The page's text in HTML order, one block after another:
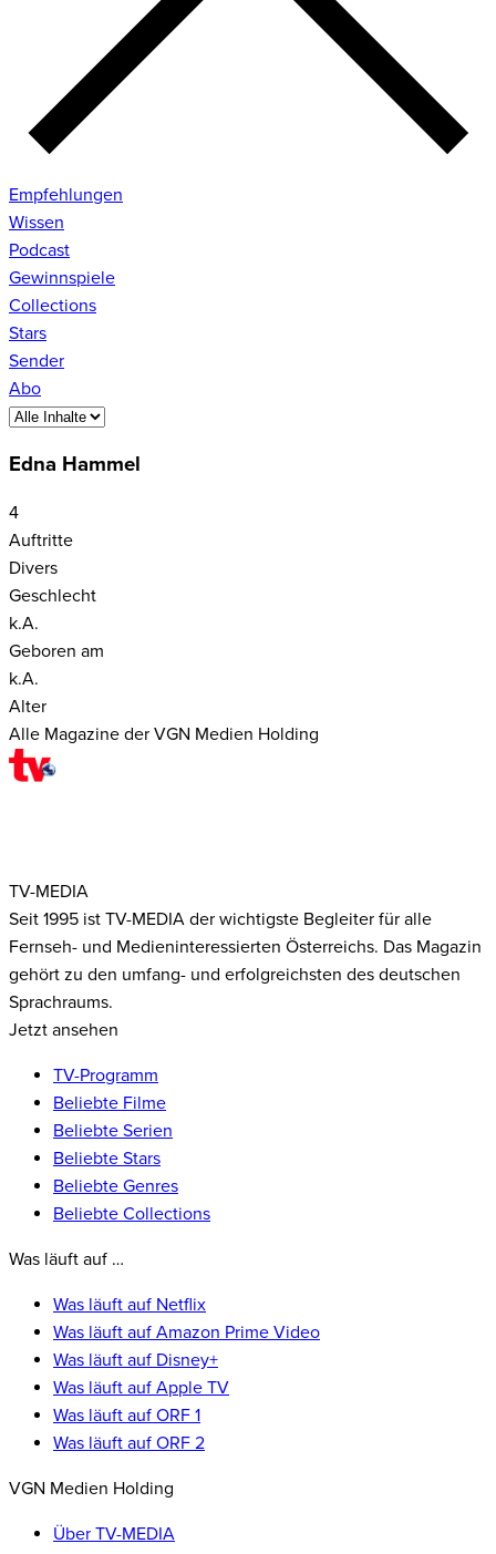
Empfehlungen
Wissen
Podcast
Gewinnspiele
Collections
Stars
Sender
Abo
Edna Hammel
4
Auftritte
Divers
Geschlecht
k.A.
Geboren am
k.A.
Alter
Alle Magazine der VGN Medien Holding
TV-MEDIA
Seit 1995 ist TV-MEDIA der wichtigste Begleiter für alle
Fernseh- und Medieninteressierten Österreichs. Das Magazin
gehört zu den umfang- und erfolgreichsten des deutschen
Sprachraums.
Jetzt ansehen
TV-Programm
Beliebte Filme
Beliebte Serien
Beliebte Stars
Beliebte Genres
Beliebte Collections
Was läuft auf …
Was läuft auf Netflix
Was läuft auf Amazon Prime Video
Was läuft auf Disney+
Was läuft auf Apple TV
Was läuft auf ORF 1
Was läuft auf ORF 2
VGN Medien Holding
Über TV-MEDIA